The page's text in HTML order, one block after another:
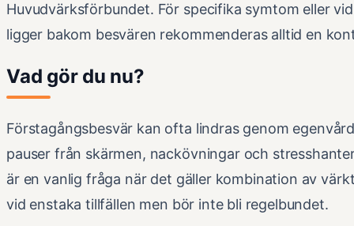
Huvudvärksförbundet. För specifika symtom eller
ligger bakom besvären rekommenderas alltid en
Vad gör du nu?
Förstagångsbesvär kan ofta lindras genom
pauser från skärmen, nackövningar och
är en vanlig fråga när det gäller kombination av
vid enstaka tillfällen men bör inte bli regelbundet.